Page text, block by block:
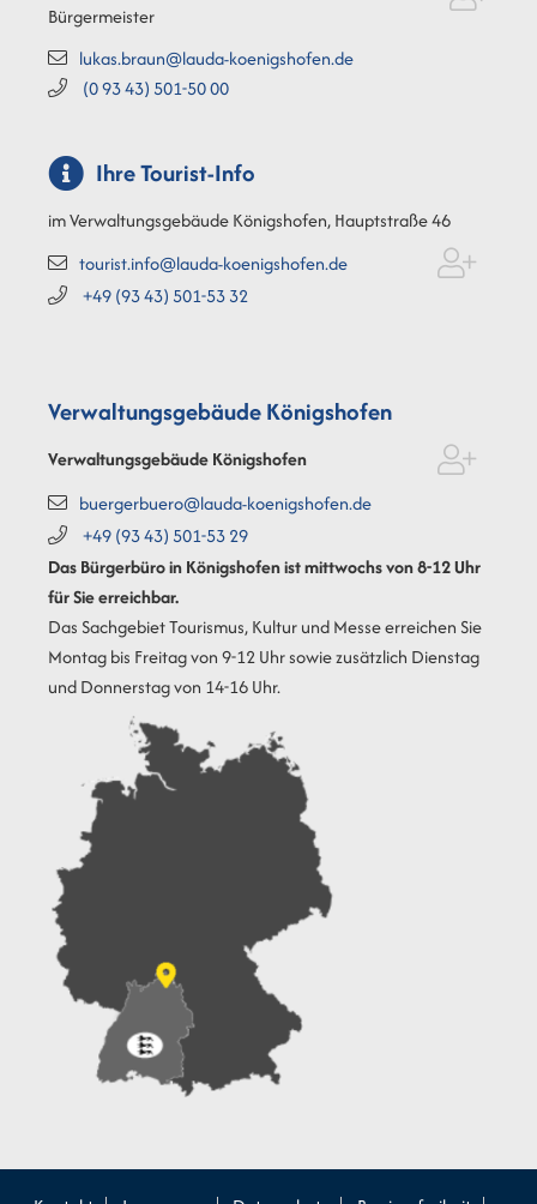
Bürgermeister
lukas.braun@lauda-koenigshofen.de
(09343) 501-5000
Ihre Tourist-Info
im Verwaltungsgebäude Königshofen, Hauptstraße 46
tourist.info@lauda-koenigshofen.de
+49 (9343) 501-5332
Verwaltungsgebäude Königshofen
Verwaltungsgebäude Königshofen
buergerbuero@lauda-koenigshofen.de
+49 (9343) 501-5329
Das Bürgerbüro in Königshofen ist mittwochs von 8-12 Uhr
für Sie erreichbar.
Das Sachgebiet Tourismus, Kultur und Messe erreichen Sie
Montag bis Freitag von 9-12 Uhr sowie zusätzlich Dienstag
und Donnerstag von 14-16 Uhr.